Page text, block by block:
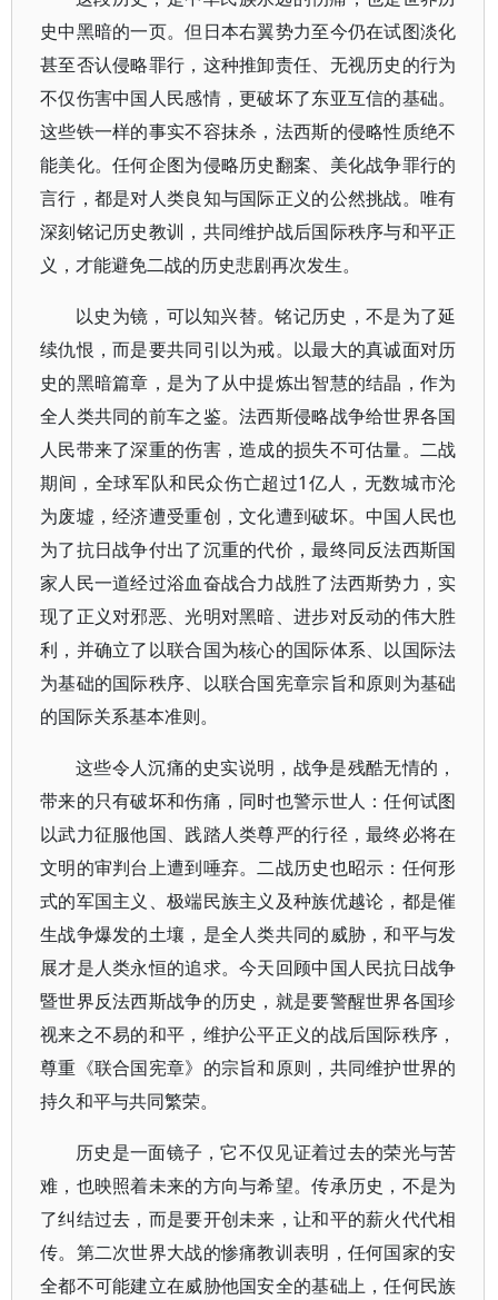
史中黑暗的一页。但日本右翼势力至今仍在试图淡化
甚至否认侵略罪行，这种推卸责任、无视历史的行为
不仅伤害中国人民感情，更破坏了东亚互信的基础。
这些铁一样的事实不容抹杀，法西斯的侵略性质绝不
能美化。任何企图为侵略历史翻案、美化战争罪行的
言行，都是对人类良知与国际正义的公然挑战。唯有
深刻铭记历史教训，共同维护战后国际秩序与和平正
义，才能避免二战的历史悲剧再次发生。
以史为镜，可以知兴替。铭记历史，不是为了延
续仇恨，而是要共同引以为戒。以最大的真诚面对历
史的黑暗篇章，是为了从中提炼出智慧的结晶，作为
全人类共同的前车之鉴。法西斯侵略战争给世界各国
人民带来了深重的伤害，造成的损失不可估量。二战
期间，全球军队和民众伤亡超过1亿人，无数城市沦
为废墟，经济遭受重创，文化遭到破坏。中国人民也
为了抗日战争付出了沉重的代价，最终同反法西斯国
家人民一道经过浴血奋战合力战胜了法西斯势力，实
现了正义对邪恶、光明对黑暗、进步对反动的伟大胜
利，并确立了以联合国为核心的国际体系、以国际法
为基础的国际秩序、以联合国宪章宗旨和原则为基础
的国际关系基本准则。
这些令人沉痛的史实说明，战争是残酷无情的，
带来的只有破坏和伤痛，同时也警示世人：任何试图
以武力征服他国、践踏人类尊严的行径，最终必将在
文明的审判台上遭到唾弃。二战历史也昭示：任何形
式的军国主义、极端民族主义及种族优越论，都是催
生战争爆发的土壤，是全人类共同的威胁，和平与发
展才是人类永恒的追求。今天回顾中国人民抗日战争
暨世界反法西斯战争的历史，就是要警醒世界各国珍
视来之不易的和平，维护公平正义的战后国际秩序，
尊重《联合国宪章》的宗旨和原则，共同维护世界的
持久和平与共同繁荣。
历史是一面镜子，它不仅见证着过去的荣光与苦
难，也映照着未来的方向与希望。传承历史，不是为
了纠结过去，而是要开创未来，让和平的薪火代代相
传。第二次世界大战的惨痛教训表明，任何国家的安
全都不可能建立在威胁他国安全的基础上，任何民族